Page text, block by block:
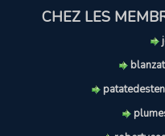
CHEZ LES